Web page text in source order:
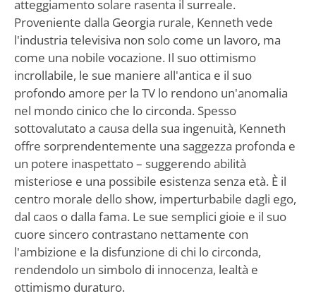
atteggiamento solare rasenta il surreale.
Proveniente dalla Georgia rurale, Kenneth vede
l'industria televisiva non solo come un lavoro, ma
come una nobile vocazione. Il suo ottimismo
incrollabile, le sue maniere all'antica e il suo
profondo amore per la TV lo rendono un'anomalia
nel mondo cinico che lo circonda. Spesso
sottovalutato a causa della sua ingenuità, Kenneth
offre sorprendentemente una saggezza profonda e
un potere inaspettato – suggerendo abilità
misteriose e una possibile esistenza senza età. È il
centro morale dello show, imperturbabile dagli ego,
dal caos o dalla fama. Le sue semplici gioie e il suo
cuore sincero contrastano nettamente con
l'ambizione e la disfunzione di chi lo circonda,
rendendolo un simbolo di innocenza, lealtà e
ottimismo duraturo.